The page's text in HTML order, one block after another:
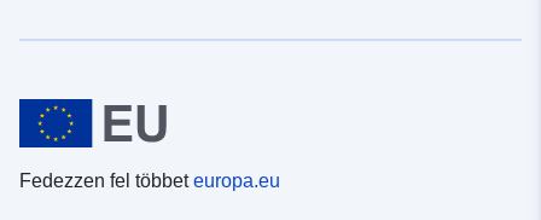
Fedezzen fel többeteuropa.eu